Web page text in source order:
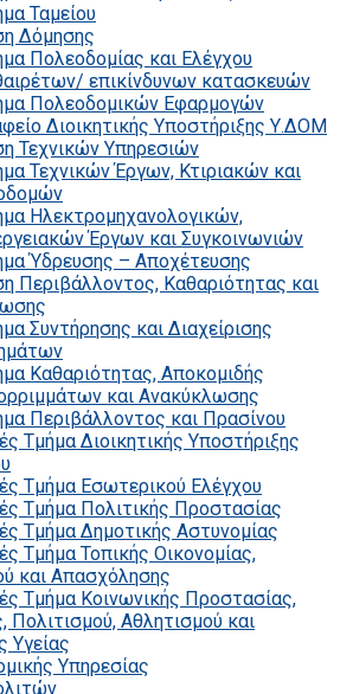
Ταμείου
Δόμησης
Πολεοδομίας και Ελέγχου
επικίνδυνων κατασκευών
Πολεοδομικών Εφαρμογών
Διοικητικής Υποστήριξης Υ.ΔΟΜ
Τεχνικών Υπηρεσιών
Τεχνικών Έργων, Κτιριακών και
Ηλεκτρομηχανολογικών,
Έργων και Συγκοινωνιών
Ύδρευσης – Αποχέτευσης
Περιβάλλοντος, Καθαριότητας και
Συντήρησης και Διαχείρισης
Καθαριότητας, Αποκομιδής
και Ανακύκλωσης
Περιβάλλοντος και Πρασίνου
Τμήμα Διοικητικής Υποστήριξης
Τμήμα Εσωτερικού Ελέγχου
Τμήμα Πολιτικής Προστασίας
Τμήμα Δημοτικής Αστυνομίας
Τμήμα Τοπικής Οικονομίας,
και Απασχόλησης
Τμήμα Κοινωνικής Προστασίας,
Πολιτισμού, Αθλητισμού και
Υγείας
Υπηρεσίας